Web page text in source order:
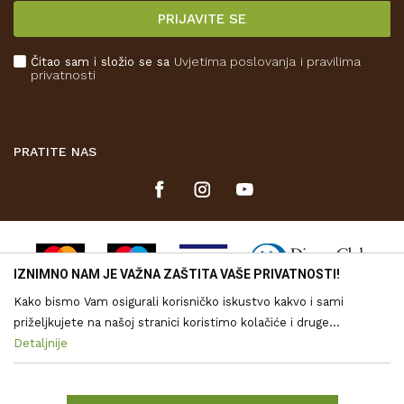
Kako kupiti
PRIJAVITE SE
Čitao sam i složio se sa Uvjetima poslovanja i pravilima
privatnosti
PRATITE NAS
Nastojimo biti što precizniji u opisu proizvoda, vjernom prikazu
slika te samih cijena, ali ne možemo u potpunosti jamčiti točnost
www.drvo-trgovina.hr su dio naše ponude, no to ne znači da su
IZNIMNO NAM JE VAŽNA ZAŠTITA VAŠE PRIVATNOSTI!
Kako bismo Vam osigurali korisničko iskustvo kakvo i sami
priželjkujete na našoj stranici koristimo kolačiće i druge
tehnologije putem kojih se obrađuju Vaši osobni podaci. Voditelj
obrade vaših podataka je Drvona d.o.o. Obrada Vaših osobnih
Detaljnije